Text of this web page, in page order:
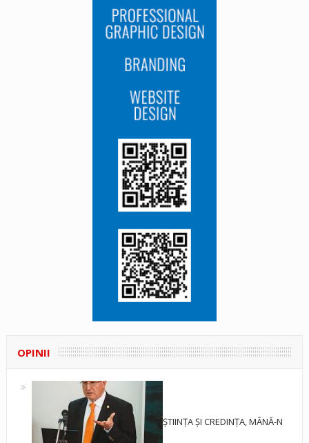
OPINII
ȘTIINȚA ȘI CREDINȚA, MÂNĂ-N